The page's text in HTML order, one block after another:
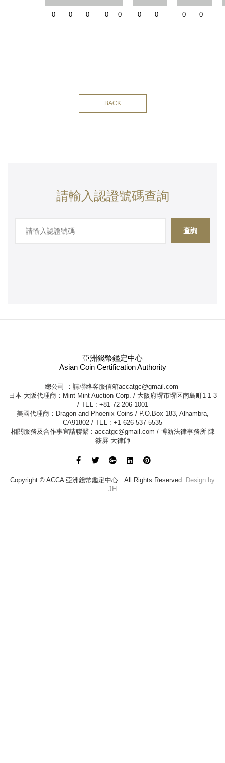
0 0 0 0 0 0 0 0 0
BACK
請輸入認證號碼查詢
查詢
亞洲錢幣鑑定中心
Asian Coin Certification Authority
總公司 ：請聯絡客服信箱accatgc@gmail.com
日本-大阪代理商：Mint Mint Auction Corp. / 大阪府堺市堺区南島町1-1-3
/ TEL : +81-72-206-1001
美國代理商：Dragon and Phoenix Coins / P.O.Box 183, Alhambra,
CA91802 / TEL : +1-626-537-5535
相關服務及合作事宜請聯繫 : accatgc@gmail.com / 博新法律事務所 陳
筱屏 大律師
Copyright © ACCA 亞洲錢幣鑑定中心 . All Rights Reserved. Design by
JH